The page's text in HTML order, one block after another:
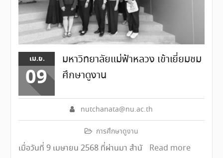
เม.ย.
09
มหาวิทยาลัยแม่ฟ้าหลวง เข้าเยี่ยมชม
ศึกษาดูงาน
nutchanata@nu.ac.th
การศึกษาดูงาน
เมื่อวันที่ 9 เมษายน 2568 ที่ผ่านมา สำนั Read more